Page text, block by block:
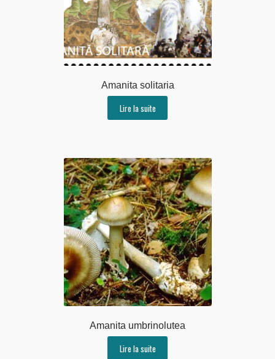
Amanita solitaria
Lire la suite
Amanita umbrinolutea
Lire la suite